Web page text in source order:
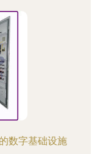
数字基础设施